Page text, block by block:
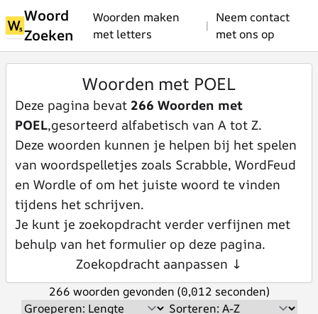
Woord
Zoeken
Woorden maken
met letters
|
Neem contact
met ons op
Woorden met POEL
Deze pagina bevat 266 Woorden met
POEL,gesorteerd alfabetisch van A tot Z.
Deze woorden kunnen je helpen bij het spelen
van woordspelletjes zoals Scrabble, WordFeud
en Wordle of om het juiste woord te vinden
tijdens het schrijven.
Je kunt je zoekopdracht verder verfijnen met
behulp van het formulier op deze pagina.
Zoekopdracht aanpassen ↓
266 woorden gevonden (0,012 seconden)